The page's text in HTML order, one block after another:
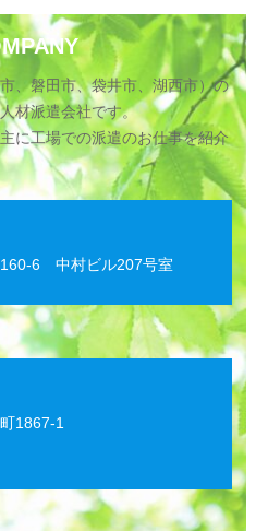
、磐田市、袋井市、湖西市）の
材派遣会社です。
に工場での派遣のお仕事を紹介
6 中村ビル207号室
1867-1